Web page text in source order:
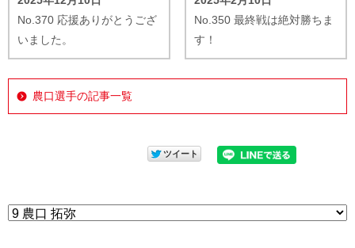
No.370 応援ありがとうござ
いました。
No.350 最終戦は絶対勝ちま
す！
農口選手の記事一覧